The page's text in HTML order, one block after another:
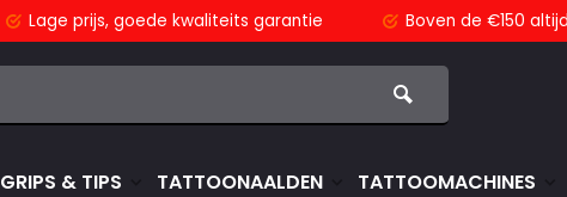
Lage prijs, goede kwaliteits garantie Boven de €150
GRIPS & TIPS TATTOONAALDEN TATTOOMACHINES